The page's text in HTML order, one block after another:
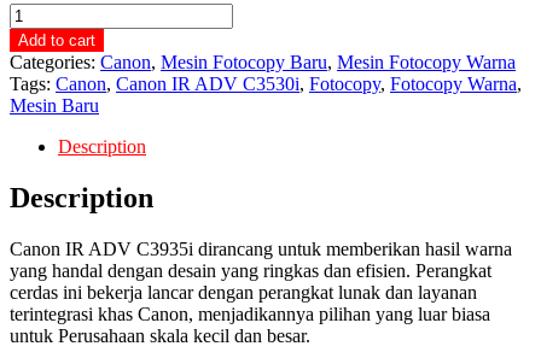
Canon
IR
ADV
C3935i
quantity
Add to cart
Categories: Canon, Mesin Fotocopy Baru, Mesin Fotocopy Warna
Tags: Canon, Canon IR ADV C3530i, Fotocopy, Fotocopy Warna,
Mesin Baru
Description
Description
Canon IR ADV C3935i dirancang untuk memberikan hasil warna
yang handal dengan desain yang ringkas dan efisien. Perangkat
cerdas ini bekerja lancar dengan perangkat lunak dan layanan
terintegrasi khas Canon, menjadikannya pilihan yang luar biasa
untuk Perusahaan skala kecil dan besar.